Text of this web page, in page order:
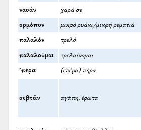
νασάν χαρά σε
ορμόπον μικρό ρυάκι/μικρή ρεματιά
παλαλόν τρελό
παλαλούμαι τρελαίνομαι
’πέρα (επέρα) πήρα
σεβτάν αγάπη, έρωτα